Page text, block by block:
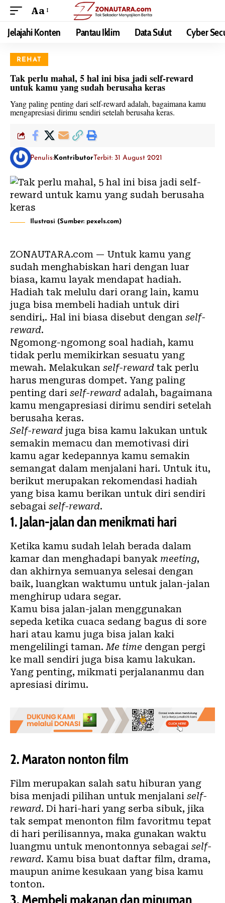
Aa
Jelajahi Konten Pantau Iklim Data Sulut Cyber
REHAT
Tak perlu mahal, 5 hal ini bisa jadi self-reward
untuk kamu yang sudah berusaha keras
Yang paling penting dari self-reward adalah, bagaimana kamu
mengapresiasi dirimu sendiri setelah berusaha keras.
Penulis: KontributorTerbit: 31 August 2021
Ilustrasi (Sumber: pexels.com)
ZONAUTARA.com — Untuk kamu yang
sudah menghabiskan hari dengan luar
biasa, kamu layak mendapat hadiah.
Hadiah tak melulu dari orang lain, kamu
juga bisa membeli hadiah untuk diri
sendiri,. Hal ini biasa disebut dengan self-
reward.
Ngomong-ngomong soal hadiah, kamu
tidak perlu memikirkan sesuatu yang
mewah. Melakukan self-reward tak perlu
harus menguras dompet. Yang paling
penting dari self-reward adalah, bagaimana
kamu mengapresiasi dirimu sendiri setelah
berusaha keras.
Self-reward juga bisa kamu lakukan untuk
semakin memacu dan memotivasi diri
kamu agar kedepannya kamu semakin
semangat dalam menjalani hari. Untuk itu,
berikut merupakan rekomendasi hadiah
yang bisa kamu berikan untuk diri sendiri
sebagai self-reward.
1.Jalan-jalan dan menikmati hari
Ketika kamu sudah lelah berada dalam
kamar dan menghadapi banyak meeting,
dan akhirnya semuanya selesai dengan
baik, luangkan waktumu untuk jalan-jalan
menghirup udara segar.
Kamu bisa jalan-jalan menggunakan
sepeda ketika cuaca sedang bagus di sore
hari atau kamu juga bisa jalan kaki
mengelilingi taman. Me time dengan pergi
ke mall sendiri juga bisa kamu lakukan.
Yang penting, mikmati perjalananmu dan
apresiasi dirimu.
2.Maraton nonton film
Film merupakan salah satu hiburan yang
bisa menjadi pilihan untuk menjalani self-
reward. Di hari-hari yang serba sibuk, jika
tak sempat menonton film favoritmu tepat
di hari perilisannya, maka gunakan waktu
luangmu untuk menontonnya sebagai self-
reward. Kamu bisa buat daftar film, drama,
maupun anime kesukaan yang bisa kamu
tonton.
3.Membeli makanan dan minuman